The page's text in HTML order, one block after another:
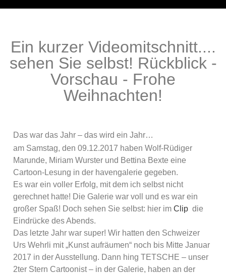
Ein kurzer Videomitschnitt....
sehen Sie selbst! Rückblick -
Vorschau - Frohe
Weihnachten!
Das war das Jahr – das wird ein Jahr…
am Samstag, den 09.12.2017 haben Wolf-Rüdiger
Marunde, Miriam Wurster und Bettina Bexte eine
Cartoon-Lesung in der havengalerie gegeben.
Es war ein voller Erfolg, mit dem ich selbst nicht
gerechnet hatte! Die Galerie war voll und es war ein
großer Spaß! Doch sehen Sie selbst: hier im Clip die
Eindrücke des Abends.
Das letzte Jahr war super! Wir hatten den Schweizer
Urs Wehrli mit „Kunst aufräumen“ noch bis Mitte Januar
2017 in der Ausstellung. Dann hing TETSCHE – unser
2ter Stern Cartoonist – in der Galerie, haben an der